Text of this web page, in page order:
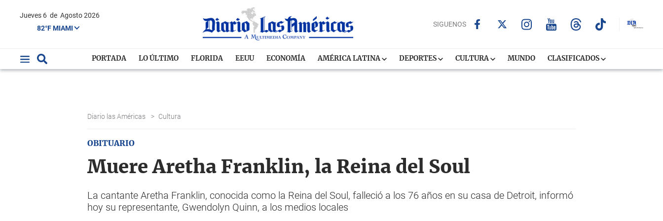
Jueves 6 de Agosto 2026
82°F MIAMI
SIGUENOS
PORTADA LO ÚLTIMO FLORIDA EEUU ECONOMÍA AMÉRICA LATINA DEPORTES CULTURA MUNDO CLASIFICADOS
Diario las Américas > Cultura
OBITUARIO
Muere Aretha Franklin, la Reina del Soul
La cantante Aretha Franklin, conocida como la Reina del Soul, falleció a los 76 años en su casa de Detroit, informó
hoy su representante, Gwendolyn Quinn, a los medios locales